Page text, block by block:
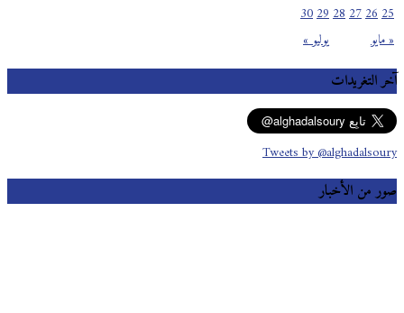
« مايو يوليو »
25
26
27
28
29
30
آخر التغريدات
Tweets by @alghadalsoury
صور من الأخبار